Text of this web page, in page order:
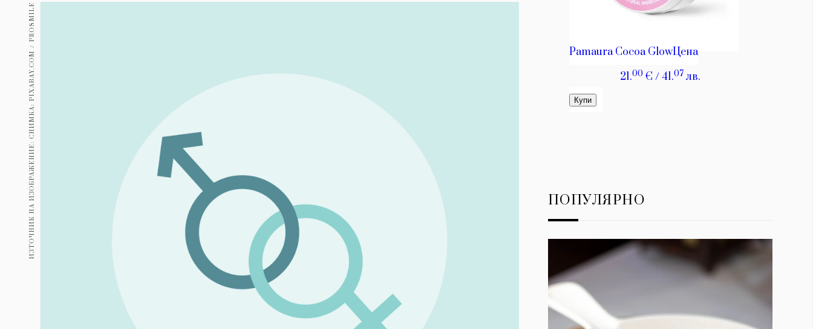
Пътувай
Здраве
Gentlemen
Wellness
ПОСЛЕДВАЙТЕ
НИ
ИЗТОЧНИК НА ИЗОБРАЖЕНИЕ: СНИМКА: PIXABAY.COM / PROSMILE ПОПУЛЯРНО